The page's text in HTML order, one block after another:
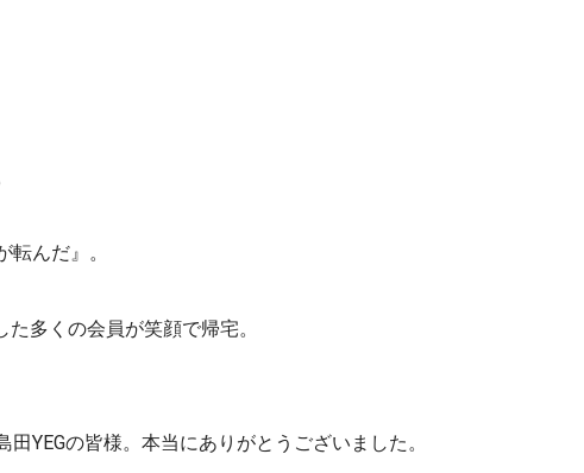
んだ』。
多くの会員が笑顔で帰宅。
YEGの皆様。本当にありがとうございました。